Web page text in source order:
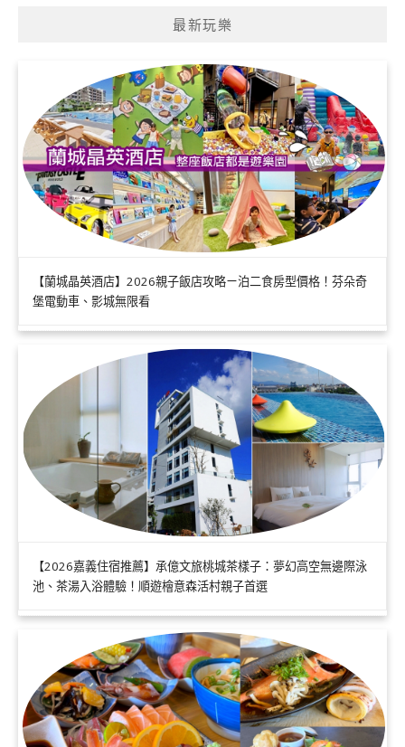
最新玩樂
【蘭城晶英酒店】2026親子飯店攻略ㄧ泊二食房型價格！芬朵奇
堡電動車、影城無限看
【2026嘉義住宿推薦】承億文旅桃城茶樣子：夢幻高空無邊際泳
池、茶湯入浴體驗！順遊檜意森活村親子首選